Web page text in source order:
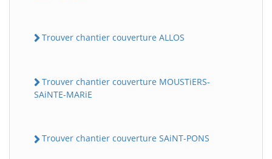
Trouver chantier couverture ALLOS
Trouver chantier couverture MOUSTiERS-
SAiNTE-MARiE
Trouver chantier couverture SAiNT-PONS